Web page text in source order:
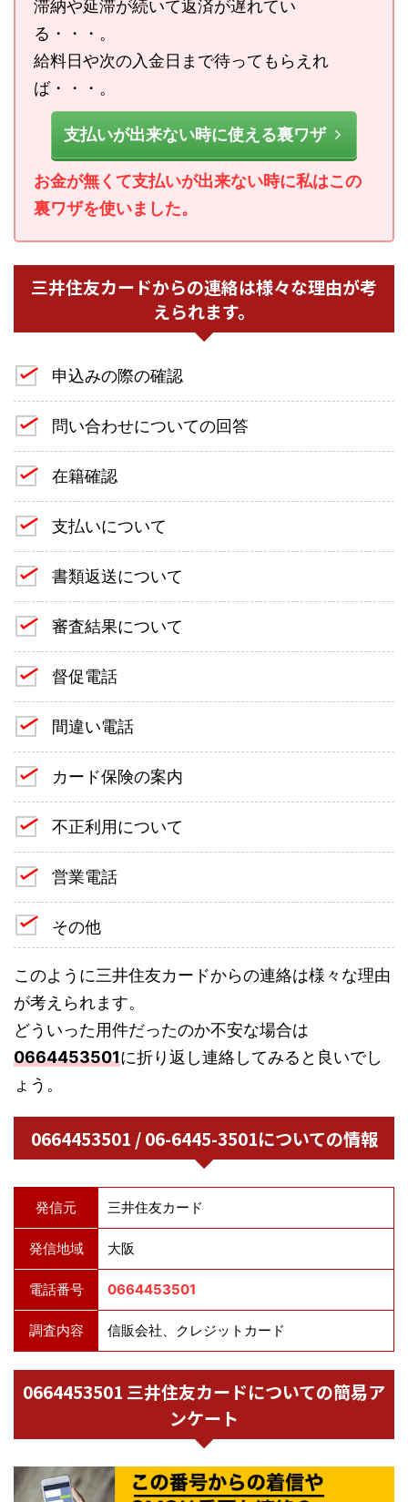
滞納や延滞が続いて返済が遅れてい
る・・・。
給料日や次の入金日まで待ってもらえれ
ば・・・。
支払いが出来ない時に使える裏ワザ
お金が無くて支払いが出来ない時に私はこの
裏ワザを使いました。
三井住友カードからの連絡は様々な理由が考
えられます。
申込みの際の確認
問い合わせについての回答
在籍確認
支払いについて
書類返送について
審査結果について
督促電話
間違い電話
カード保険の案内
不正利用について
営業電話
その他
このように三井住友カードからの連絡は様々な理由
が考えられます。
どういった用件だったのか不安な場合は
0664453501に折り返し連絡してみると良いでし
ょう。
0664453501 / 06-6445-3501についての情報
発信元 三井住友カード
発信地域 大阪
電話番号 0664453501
調査内容 信販会社、クレジットカード
0664453501 三井住友カードについての簡易ア
ンケート